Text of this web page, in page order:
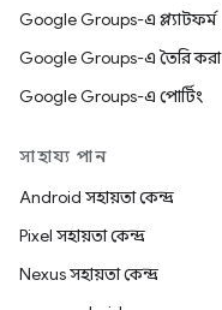
Google Groups-এ প্ল্যাটফর্ম
Google Groups-এ তৈরি করা
Google Groups-এ পোর্টিং
সাহায্য পান
Android সহায়তা কেন্দ্র
Pixel সহায়তা কেন্দ্র
Nexus সহায়তা কেন্দ্র